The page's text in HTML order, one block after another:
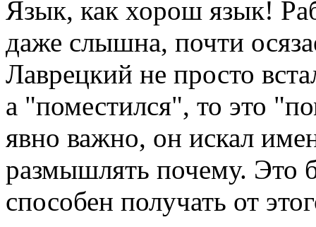
Язык, как хорош язык!
даже слышна, почти
Лаврецкий не просто
а "поместился", то это
явно важно, он искал
размышлять почему. Это
способен получать от